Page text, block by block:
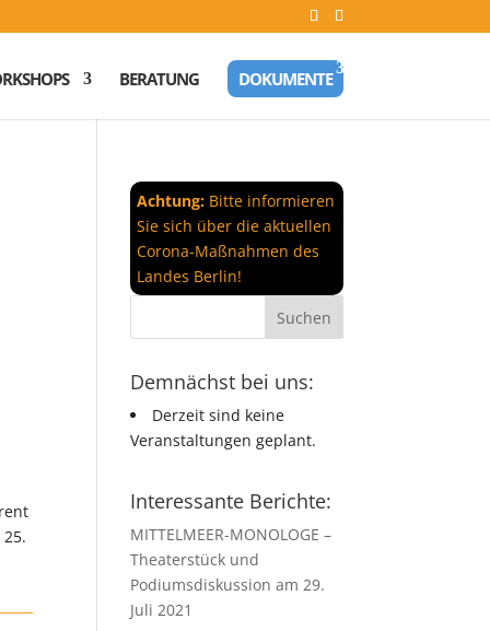
BERATUNG DOKUMENTE
Achtung: Bitte informieren
Sie sich über die aktuellen
Corona-Maßnahmen des
Landes Berlin!
Demnächst bei uns:
Derzeit sind keine
Veranstaltungen geplant.
Interessante Berichte:
MITTELMEER-MONOLOGE –
Theaterstück und
Podiumsdiskussion am 29.
Juli 2021